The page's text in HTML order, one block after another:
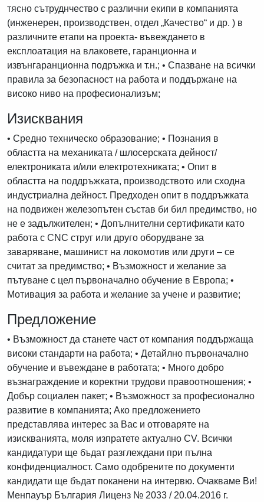
тясно сътруднчество с различни екипи в компанията
(инженерен, производствен, отдел „Качество“ и др. ) в
различните етапи на проекта- въвеждането в
експлоатация на влаковете, гаранционна и
извънгаранционна подръжка и т.н.; • Спазване на всички
правила за безопасност на работа и поддържане на
високо ниво на професионализъм;
Изисквания
• Средно техническо образование; • Познания в
областта на механиката / шлосерската дейност/
електрониката и/или електротехниката; • Опит в
областта на поддръжката, производството или сходна
индустриална дейност. Предходен опит в поддръжката
на подвижен железопътен състав би бил предимство, но
не е задължителен; • Допълнителни сертификати като
работа с CNC струг или друго оборудване за
заваряване, машинист на локомотив или други – се
считат за предимство; • Възможност и желание за
пътуване с цел първоначално обучение в Европа; •
Мотивация за работа и желание за учене и развитие;
Предложение
• Възможност да станете част от компания поддържаща
високи стандарти на работа; • Детайлно първоначално
обучение и въвеждане в работата; • Много добро
възнаграждение и коректни трудови правоотношения; •
Добър социален пакет; • Възможност за професионално
развитие в компанията; Ако предложението
представлява интерес за Вас и отговаряте на
изискванията, моля изпратете актуално CV. Всички
кандидатури ще бъдат разглеждани при пълна
конфиденциалност. Само одобрените по документи
кандидати ще бъдат поканени на интервю. Очакваме Ви!
Менпауър България Лиценз № 2033 / 20.04.2016 г.